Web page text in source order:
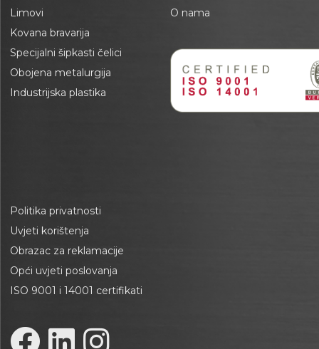
Limovi
Kovana bravarija
Specijalni šipkasti čelici
Obojena metalurgija
Industrijska plastika
O nama
Politika privatnosti
Uvjeti korištenja
Obrazac za reklamacije
Opći uvjeti poslovanja
ISO 9001 i 14001 certifikati